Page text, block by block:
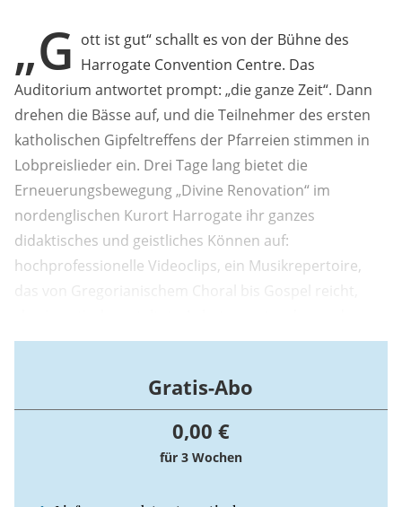
„G ott ist gut“ schallt es von der Bühne des
Harrogate Convention Centre. Das
Auditorium antwortet prompt: „die ganze Zeit“. Dann
drehen die Bässe auf, und die Teilnehmer des ersten
katholischen Gipfeltreffens der Pfarreien stimmen in
Lobpreislieder ein. Drei Tage lang bietet die
Erneuerungsbewegung „Divine Renovation“ im
nordenglischen Kurort Harrogate ihr ganzes
didaktisches und geistliches Können auf:
hochprofessionelle Videoclips, ein Musikrepertoire,
das von Gregorianischem Choral bis Gospel reicht,
Eucharistiefeiern sowie bewegende
Gratis-Abo
0,00 €
für 3 Wochen